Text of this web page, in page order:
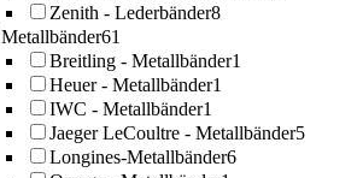
Zenith - Lederbänder8
Metallbänder61
Breitling - Metallbänder1
Heuer - Metallbänder1
IWC - Metallbänder1
Jaeger LeCoultre - Metallbänder5
Longines-Metallbänder6